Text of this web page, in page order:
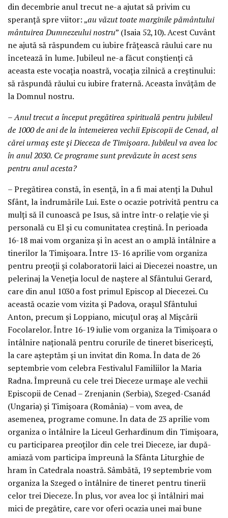
din decembrie anul trecut ne-a ajutat să privim cu
speranță spre viitor: „au văzut toate marginile pământului
mântuirea Dumnezeului nostru” (Isaia 52,10). Acest Cuvânt
ne ajută să răspundem cu iubire frățească răului care nu
încetează în lume. Jubileul ne-a făcut conștienți că
aceasta este vocația noastră, vocația zilnică a creștinului:
să răspundă răului cu iubire fraternă. Aceasta învățăm de
la Domnul nostru.
– Anul trecut a început pregătirea spirituală pentru jubileul
de 1000 de ani de la întemeierea vechii Episcopii de Cenad, al
cărei urmaș este și Dieceza de Timișoara. Jubileul va avea loc
în anul 2030. Ce programe sunt prevăzute în acest sens
pentru anul acesta?
– Pregătirea constă, în esență, în a fi mai atenți la Duhul
Sfânt, la îndrumările Lui. Este o ocazie potrivită pentru ca
mulți să îl cunoască pe Isus, să intre într-o relație vie și
personală cu El și cu comunitatea creștină. În perioada
16-18 mai vom organiza și în acest an o amplă întâlnire a
tinerilor la Timișoara. Între 13-16 aprilie vom organiza
pentru preoții și colaboratorii laici ai Diecezei noastre, un
pelerinaj la Veneția locul de naștere al Sfântului Gerard,
care din anul 1030 a fost primul Episcop al Diecezei. Cu
această ocazie vom vizita și Padova, orașul Sfântului
Anton, precum și Loppiano, micuțul oraș al Mișcării
Focolarelor. Între 16-19 iulie vom organiza la Timișoara o
întâlnire națională pentru corurile de tineret bisericești,
la care așteptăm și un invitat din Roma. În data de 26
septembrie vom celebra Festivalul Familiilor la Maria
Radna. Împreună cu cele trei Dieceze urmașe ale vechii
Episcopii de Cenad – Zrenjanin (Serbia), Szeged-Csanád
(Ungaria) și Timișoara (România) – vom avea, de
asemenea, programe comune. În data de 23 aprilie vom
organiza o întâlnire la Liceul Gerhardinum din Timișoara,
cu participarea preoților din cele trei Dieceze, iar după-
amiază vom participa împreună la Sfânta Liturghie de
hram în Catedrala noastră. Sâmbătă, 19 septembrie vom
organiza la Szeged o întâlnire de tineret pentru tinerii
celor trei Dieceze. În plus, vor avea loc și întâlniri mai
mici de pregătire, care vor oferi ocazia unei mai bune